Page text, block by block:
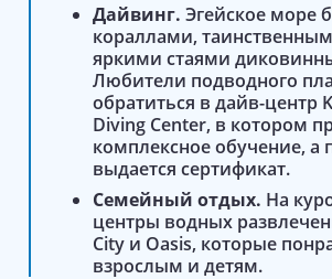
Дайвинг. Эгейское море
кораллами,
яркими стаями
Любители подводного
обратиться в дайв-центр
Diving Center, в котором
комплексное обучение, а
выдается сертификат.
Семейный отдых. На
центры водных
City и Oasis, которые
взрослым и детям.